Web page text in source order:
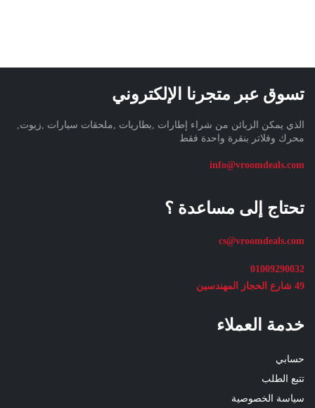
تسوق عبر متجرنا الإلكتروني
الذي يمكن الزبائن من شراء إطارات ,بطاريات ,ملحقات سيارات ,زيوت,
محرك وفلاتر بنقرة واحدة فقط
info@vroomdeals.com
تحتاج إلى مساعدة ؟
cs@vroomdeals.com
01009290032
49 شارع الحجاز المهندسين
خدمة العملاء
حسابي
تتبع الطلب
سياسة الخصوصية